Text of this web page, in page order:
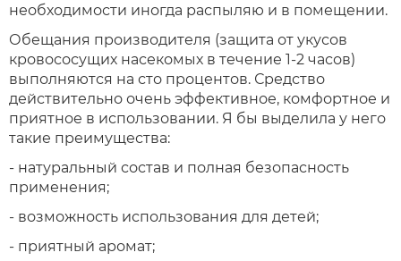
необходимости иногда распыляю и в помещении.
Обещания производителя (защита от укусов
кровососущих насекомых в течение 1-2 часов)
выполняются на сто процентов. Средство
действительно очень эффективное, комфортное и
приятное в использовании. Я бы выделила у него
такие преимущества:
- натуральный состав и полная безопасность
применения;
- возможность использования для детей;
- приятный аромат;